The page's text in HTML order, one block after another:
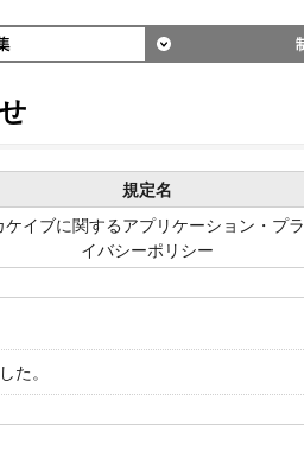
規定名
ケイブに関するアプリケーション・プラ
イバシーポリシー
た。